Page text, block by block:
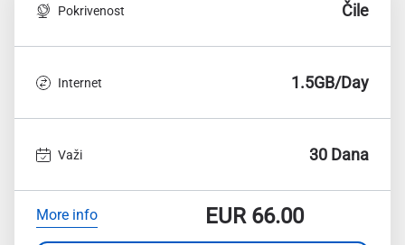
Pokrivenost Čile
Internet 1.5GB/Day
Važi 30 Dana
More info EUR66.00